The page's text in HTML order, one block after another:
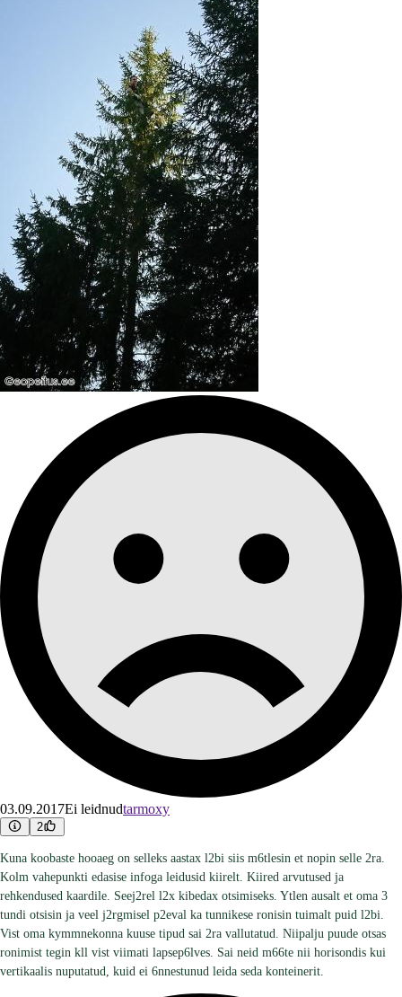
03.09.2017Ei leidnudtarmoxy
2
Kuna koobaste hooaeg on selleks aastax l2bi siis m6tlesin et nopin selle 2ra.
Kolm vahepunkti edasise infoga leidusid kiirelt. Kiired arvutused ja
rehkendused kaardile. Seej2rel l2x kibedax otsimiseks. Ytlen ausalt et oma 3
tundi otsisin ja veel j2rgmisel p2eval ka tunnikese ronisin tuimalt puid l2bi.
Vist oma kymmnekonna kuuse tipud sai 2ra vallutatud. Niipalju puude otsas
ronimist tegin kll vist viimati lapsep6lves. Sai neid m66te nii horisondis kui
vertikaalis nuputatud, kuid ei 6nnestunud leida seda konteinerit.